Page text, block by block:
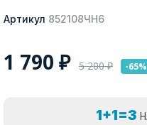
Артикул 852108ЧН6
1 790 ₽ 5 200₽ -65%
1+1=3